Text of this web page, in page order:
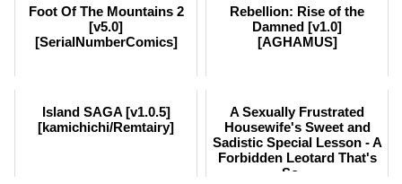
Foot Of The Mountains 2
[v5.0]
[SerialNumberComics]
Rebellion: Rise of the
Damned [v1.0]
[AGHAMUS]
Island SAGA [v1.0.5]
[kamichichi/Remtairy]
A Sexually Frustrated
Housewife's Sweet and
Sadistic Special Lesson - A
Forbidden Leotard That's
So ...